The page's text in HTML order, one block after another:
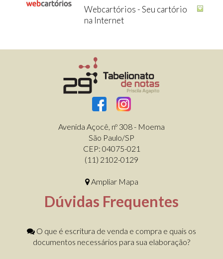
Webcartórios - Seu cartório
na Internet
Avenida Açocê, nº 308 - Moema
São Paulo/SP
CEP: 04075-021
(11) 2102-0129
Ampliar Mapa
Dúvidas Frequentes
O que é escritura de venda e compra e quais os
documentos necessários para sua elaboração?